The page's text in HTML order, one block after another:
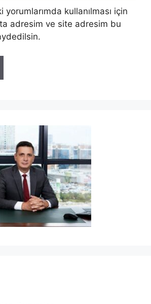
yorumlarımda kullanılması için
adresim ve site adresim bu